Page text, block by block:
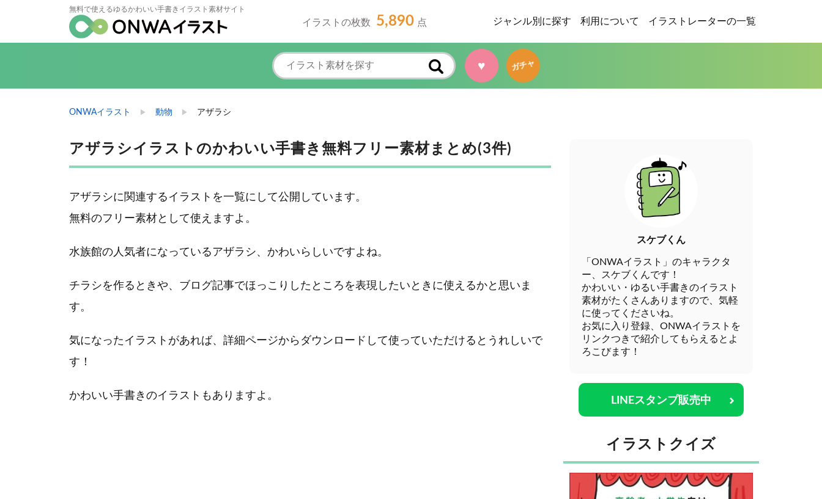
無料で使えるゆるかわいい手書きイラスト素材サイト
イラストの枚数 5,890 点 ジャンル別に探す 利用について イラストレーターの一覧
♥ ガチャ
ONWAイラスト 動物 アザラシ
アザラシイラストのかわいい手書き無料フリー素材まとめ(3件)
アザラシに関連するイラストを一覧にして公開しています。
無料のフリー素材として使えますよ。
水族館の人気者になっているアザラシ、かわいらしいですよね。
チラシを作るときや、ブログ記事でほっこりしたところを表現したいときに使えるかと思いま
す。
気になったイラストがあれば、詳細ページからダウンロードして使っていただけるとうれしいで
す！
かわいい手書きのイラストもありますよ。
スケブくん
「ONWAイラスト」のキャラクタ
ー、スケブくんです！
かわいい・ゆるい手書きのイラスト
素材がたくさんありますので、気軽
に使ってくださいね。
お気に入り登録、ONWAイラストを
リンクつきで紹介してもらえるとよ
ろこびます！
LINEスタンプ販売中
イラストクイズ